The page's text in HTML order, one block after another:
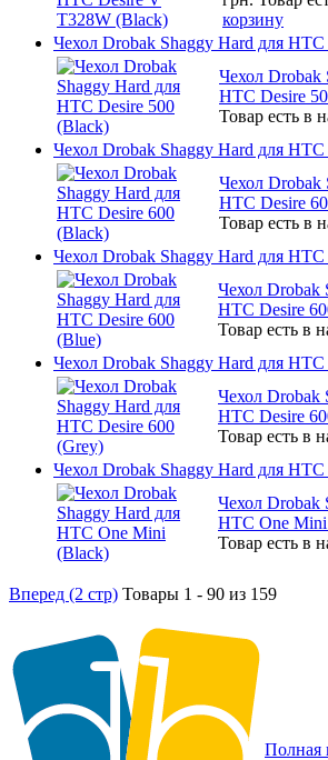
корзину
Чехол Drobak Shaggy Hard для
Чехол Drobak
HTC Desire
Товар есть в
Чехол Drobak Shaggy Hard для
Чехол Drobak
HTC Desire
Товар есть в
Чехол Drobak Shaggy Hard для
Чехол Drobak
HTC Desire
Товар есть в
Чехол Drobak Shaggy Hard для
Чехол Drobak
HTC Desire
Товар есть в
Чехол Drobak Shaggy Hard для
Чехол Drobak
HTC One
Товар есть в
Вперед (2 стр) Товары 1 - 90 из 159
Полная